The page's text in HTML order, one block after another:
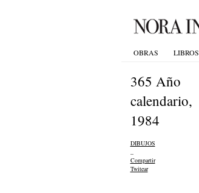
OBRAS LIBROS
365 Año
calendario,
1984
DIBUJOS
Compartir
Twitear